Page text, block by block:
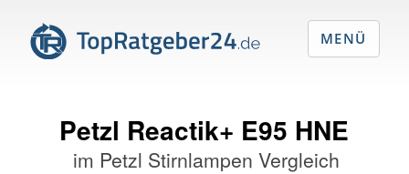
Petzl Reactik+ E95 HNE
im Petzl Stirnlampen Vergleich
MENÜ